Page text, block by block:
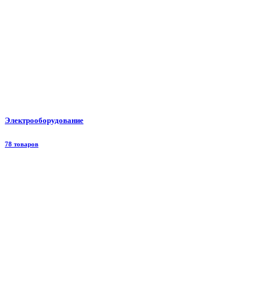
Электрооборудование
78 товаров